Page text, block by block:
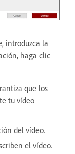
introduzca la
haga clic
que los
tu vídeo
del vídeo.
el vídeo.